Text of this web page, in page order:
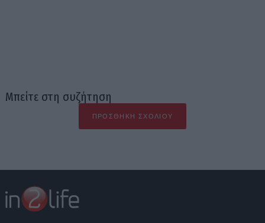
Μπείτε στη συζήτηση
ΠΡΟΣΘΉΚΗ ΣΧΟΛΊΟΥ